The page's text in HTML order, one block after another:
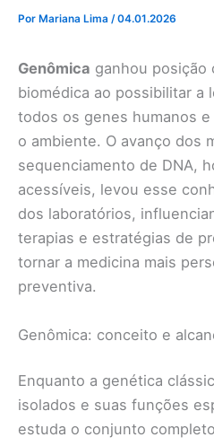
Por Mariana Lima /04.01.2026
Genômica ganhou posição
biomédica ao possibilitar a
todos os genes humanos
o ambiente. O avanço dos
sequenciamento de DNA,
acessíveis, levou esse
dos laboratórios,
terapias e estratégias de
tornar a medicina mais
preventiva.
Genômica: conceito e
Enquanto a genética
isolados e suas funções
estuda o conjunto